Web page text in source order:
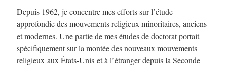
Depuis 1962, je concentre mes efforts sur l’étude
approfondie des mouvements religieux minoritaires, anciens
et modernes. Une partie de mes études de doctorat portait
spécifiquement sur la montée des nouveaux mouvements
religieux aux États-Unis et à l’étranger depuis la Seconde